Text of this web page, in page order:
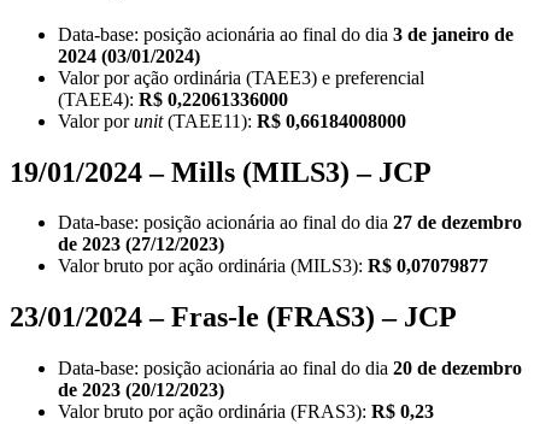
Data-base: posição acionária ao final do dia 3 de janeiro de
2024 (03/01/2024)
Valor por ação ordinária (TAEE3) e preferencial
(TAEE4): R$ 0,22061336000
Valor porunit(TAEE11): R$ 0,66184008000
19/01/2024 – Mills (MILS3) – JCP
Data-base: posição acionária ao final do dia 27 de dezembro
de 2023 (27/12/2023)
Valor bruto por ação ordinária (MILS3): R$ 0,07079877
23/01/2024 – Fras-le (FRAS3) – JCP
Data-base: posição acionária ao final do dia 20 de dezembro
de 2023 (20/12/2023)
Valor bruto por ação ordinária (FRAS3): R$ 0,23